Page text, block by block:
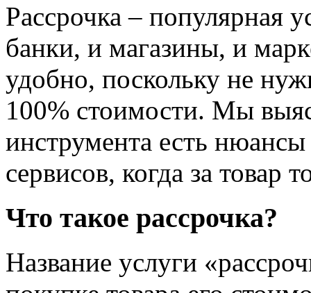
Рассрочка – популярная
банки, и магазины, и
удобно, поскольку не
100% стоимости. Мы
инструмента есть
сервисов, когда за товар
Что такое рассрочка?
Название услуги